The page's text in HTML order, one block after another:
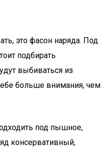
это фасон наряда. Под
подбирать
выбиваться из
больше внимания, чем
под пышное,
консервативный,